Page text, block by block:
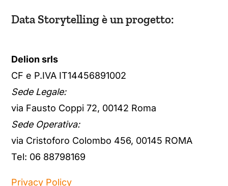
Data Storytelling è un progetto:
Delion srls
CF e P.IVA IT14456891002
Sede Legale:
via Fausto Coppi 72, 00142 Roma
Sede Operativa:
via Cristoforo Colombo 456, 00145 ROMA
Tel: 06 88798169
Privacy Policy